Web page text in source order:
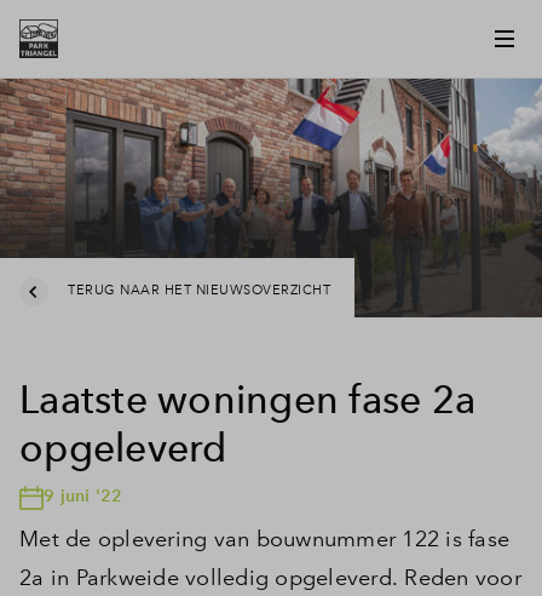
TERUG NAAR HET NIEUWSOVERZICHT
Laatste woningen fase 2a
opgeleverd
9 juni '22
Met de oplevering van bouwnummer 122 is fase
2a in Parkweide volledig opgeleverd. Reden voor